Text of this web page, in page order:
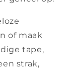
of maak
tape,
strak,